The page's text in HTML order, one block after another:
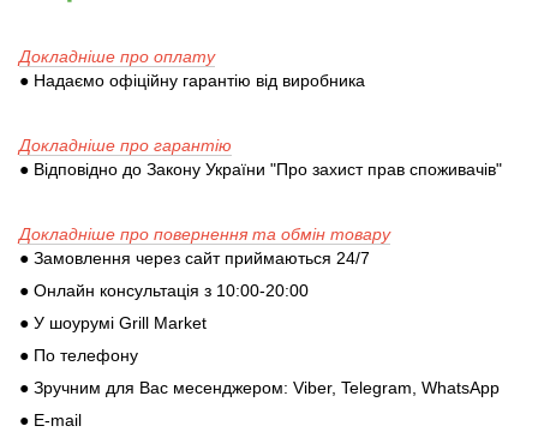
Докладніше про оплату
● Надаємо офіційну гарантію від виробника
Докладніше про гарантію
● Відповідно до Закону України "Про захист прав споживачів"
Докладніше про повернення та обмін товару
● Замовлення через сайт приймаються 24/7
● Онлайн консультація з 10:00-20:00
● У шоурумі Grill Market
● По телефону
● Зручним для Вас месенджером: Viber, Telegram, WhatsApp
● E-mail